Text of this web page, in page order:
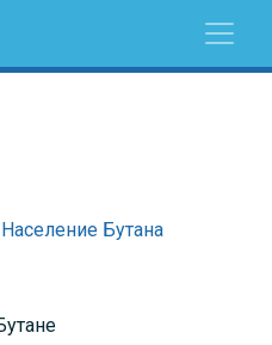
Население Бутана